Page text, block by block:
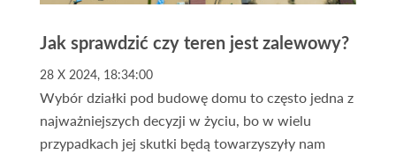
Jak sprawdzić czy teren jest zalewowy?
28 X 2024, 18:34:00
Wybór działki pod budowę domu to często jedna z
najważniejszych decyzji w życiu, bo w wielu
przypadkach jej skutki będą towarzyszyły nam